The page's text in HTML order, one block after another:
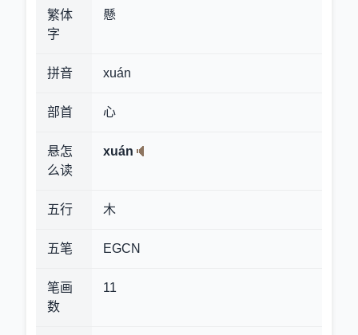
繁体
字
懸
拼音 xuán
部首 心
悬怎
么读
xuán
五行 木
五笔 EGCN
笔画
数
11